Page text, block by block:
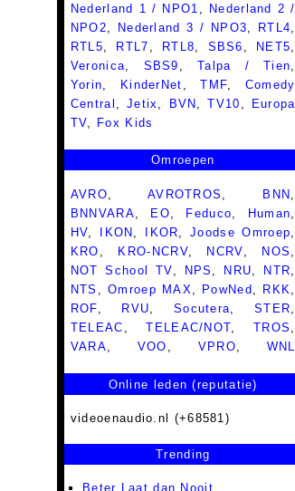
Nederland 1 / NPO1
Nederland 2 /
NPO2
Nederland 3 / NPO3 RTL4
RTL5
RTL7 RTL8 SBS6 NET5
Veronica
SBS9 ,Talpa / Tien
Yorin
KinderNet ,TMF
Comedy
Central
Jetix BVN ,TV10
Europa
TV
Fox Kids
Omroepen
AVRO, AVROTROS , BNN ,
BNNVARA, EO, Feduco, Human,
HV, IKON , IKOR,Joodse Omroep,
KRO , KRO-NCRV, NCRV, NOS ,
NOT School TV, NPS , NRU, NTR,
NTS ,Omroep MAX, PowNed , RKK,
ROF, RVU, Socutera,STER,
TELEAC ,TELEAC/NOT,TROS ,
VARA, VOO , VPRO, WNL
Online leden (reputatie)
videoenaudio.nl (+68581)
Trending
Beter Laat dan Nooit